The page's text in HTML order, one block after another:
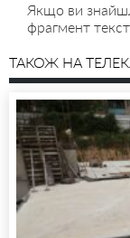
Якщо ви
фрагмент
ТАКОЖ НА